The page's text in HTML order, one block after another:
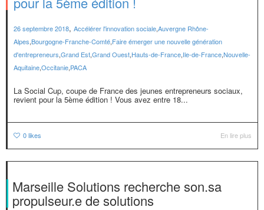
26 septembre 2018, Accélérer l'innovation sociale,Auvergne Rhône-
Alpes,Bourgogne-Franche-Comté,Faire émerger une nouvelle génération
d'entrepreneurs,Grand Est,Grand Ouest,Hauts-de-France,Ile-de-France,Nouvelle-
Aquitaine,Occitanie,PACA
La Social Cup, coupe de France des jeunes entrepreneurs sociaux,
revient pour la 5ème édition ! Vous avez entre 18...
0likes En lire plus
Marseille Solutions recherche son.sa
propulseur.e de solutions